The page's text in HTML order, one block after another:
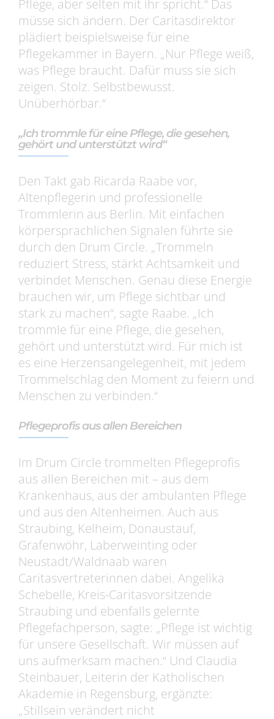
Pflege, aber selten mit ihr spricht.“ Das
müsse sich ändern. Der Caritasdirektor
plädiert beispielsweise für eine
Pflegekammer in Bayern. „Nur Pflege weiß,
was Pflege braucht. Dafür muss sie sich
zeigen. Stolz. Selbstbewusst.
Unüberhörbar.“
„Ich trommle für eine Pflege, die gesehen,
gehört und unterstützt wird“
Den Takt gab Ricarda Raabe vor,
Altenpflegerin und professionelle
Trommlerin aus Berlin. Mit einfachen
körpersprachlichen Signalen führte sie
durch den Drum Circle. „Trommeln
reduziert Stress, stärkt Achtsamkeit und
verbindet Menschen. Genau diese Energie
brauchen wir, um Pflege sichtbar und
stark zu machen“, sagte Raabe. „Ich
trommle für eine Pflege, die gesehen,
gehört und unterstützt wird. Für mich ist
es eine Herzensangelegenheit, mit jedem
Trommelschlag den Moment zu feiern und
Menschen zu verbinden.“
Pflegeprofis aus allen Bereichen
Im Drum Circle trommelten Pflegeprofis
aus allen Bereichen mit – aus dem
Krankenhaus, aus der ambulanten Pflege
und aus den Altenheimen. Auch aus
Straubing, Kelheim, Donaustauf,
Grafenwöhr, Laberweinting oder
Neustadt/Waldnaab waren
Caritasvertreterinnen dabei. Angelika
Schebelle, Kreis-Caritasvorsitzende
Straubing und ebenfalls gelernte
Pflegefachperson, sagte: „Pflege ist wichtig
für unsere Gesellschaft. Wir müssen auf
uns aufmerksam machen.“ Und Claudia
Steinbauer, Leiterin der Katholischen
Akademie in Regensburg, ergänzte:
„Stillsein verändert nicht